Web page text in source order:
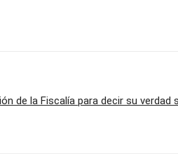
de la Fiscalía para decir su verdad